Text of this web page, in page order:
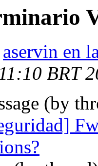
aservin en
BRT
(by